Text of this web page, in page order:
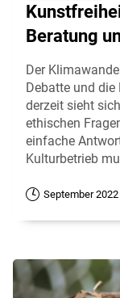
Beratung
Der
Debatte und
derzeit sieht
ethischen
einfache
Kulturbetrieb
September 2022